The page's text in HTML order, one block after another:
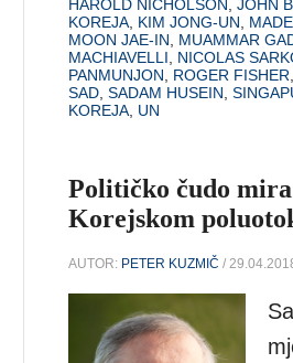
HAROLD NICHOLSON,JOHN
KOREJA, KIM JONG-UN,
MOON JAE-IN, MUAMMAR
MACHIAVELLI, NICOLAS
PANMUNJON, ROGER FISHER,
SAD,SADAM HUSEIN,
KOREJA, UN
Političko čudo
Korejskom
AUTOR: PETER KUZMIČ /